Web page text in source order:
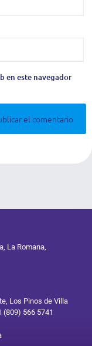
en este navegador
La Romana,
Los Pinos de Villa
(809) 566 5741